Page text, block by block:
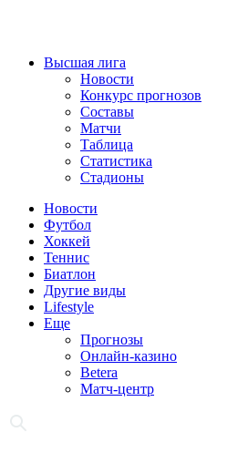
Высшая лига
Новости
Конкурс прогнозов
Составы
Матчи
Таблица
Статистика
Стадионы
Новости
Футбол
Хоккей
Теннис
Биатлон
Другие виды
Lifestyle
Еще
Прогнозы
Онлайн-казино
Betera
Матч-центр